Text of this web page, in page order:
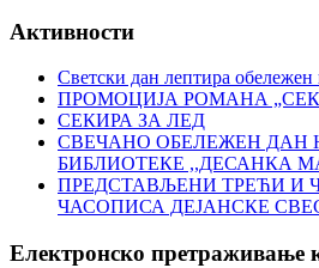
Активности
Светски дан лептира
ПРОМОЦИЈА РОМАНА
СЕКИРА ЗА ЛЕД
СВЕЧАНО ОБЕЛЕЖЕН ДАН
БИБЛИОТЕКЕ ,,ДЕСАНКА
ПРЕДСТАВЉЕНИ ТРЕЋИ И
ЧАСОПИСА ДЕЈАНСКЕ
Електронско претраживање